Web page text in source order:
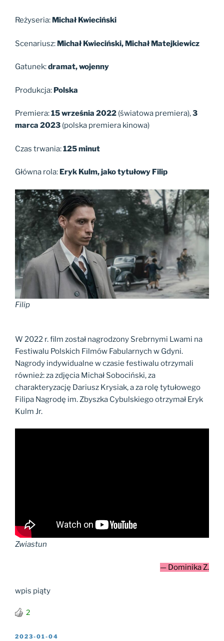
Reżyseria: Michał Kwieciński
Scenariusz: Michał Kwieciński, Michał Matejkiewicz
Gatunek:dramat, wojenny
Produkcja: Polska
Premiera:15 września 2022 (światowa premiera),3
marca 2023 (polska premiera kinowa)
Czas trwania:125 minut
Główna rola: Eryk Kulm, jako tytułowy Filip
Filip
W 2022 r. film został nagrodzony Srebrnymi Lwami na
Festiwalu Polskich Filmów Fabularnych w Gdyni.
Nagrody indywidualne w czasie festiwalu otrzymali
również: za zdjęcia Michał Sobociński, za
charakteryzację Dariusz Krysiak, a za rolę tytułowego
Filipa Nagrodę im. Zbyszka Cybulskiego otrzymał Eryk
Kulm Jr.
Zwiastun
— Dominika Z.
wpis piąty
2
OPUBLIKOWANE
2023-01-04